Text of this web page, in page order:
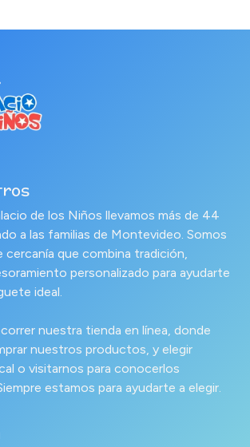
de los Niños llevamos más de 44
a las familias de Montevideo. Somos
cercanía que combina tradición,
personalizado para ayudarte
ideal.
nuestra tienda en línea, donde
nuestros productos, y elegir
o visitarnos para conocerlos
estamos para ayudarte a elegir.